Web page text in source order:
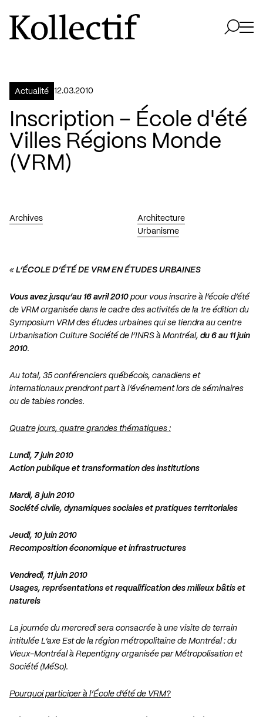
Aller à la page d'accueil
Logo Kollectif
Actualité 12.03.2010
Inscription – École d'été
Villes Régions Monde
(VRM)
Archives
Architecture
Urbanisme
« L’ÉCOLE D’ÉTÉ DE VRM EN ÉTUDES URBAINES
Vous avez jusqu’au 16 avril 2010 pour vous inscrire à l’école d’été
de VRM organisée dans le cadre des activités de la 1re édition du
Symposium VRM des études urbaines qui se tiendra au centre
Urbanisation Culture Société de l’INRS à Montréal, du 6 au 11 juin
2010.
Au total, 35 conférenciers québécois, canadiens et
internationaux prendront part à l’événement lors de séminaires
ou de tables rondes.
Quatre jours, quatre grandes thématiques :
Lundi, 7 juin 2010
Action publique et transformation des institutions
Mardi, 8 juin 2010
Société civile, dynamiques sociales et pratiques territoriales
Jeudi, 10 juin 2010
Recomposition économique et infrastructures
Vendredi, 11 juin 2010
Usages, représentations et requalification des milieux bâtis et
naturels
La journée du mercredi sera consacrée à une visite de terrain
intitulée L’axe Est de la région métropolitaine de Montréal : du
Vieux-Montréal à Repentigny organisée par Métropolisation et
Société (MéSo).
Pourquoi participer à l’École d’été de VRM?